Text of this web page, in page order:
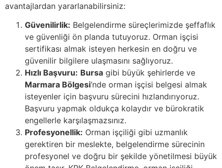
avantajlardan yararlanabilirsiniz:
Güvenilirlik: Belgelendirme süreçlerimizde şeffaflık
ve güvenliği ön planda tutuyoruz. Orman işçisi
sertifikası almak isteyen herkesin en doğru ve
güvenilir bilgilere ulaşmasını sağlıyoruz.
Hızlı Başvuru: Bursa gibi büyük şehirlerde ve
Marmara Bölgesi‘nde orman işçisi belgesi almak
isteyenler için başvuru sürecini hızlandırıyoruz.
Başvuru yapmak oldukça kolaydır ve bürokratik
engellerle karşılaşmazsınız.
Profesyonellik: Orman işçiliği gibi uzmanlık
gerektiren bir meslekte, belgelendirme sürecinin
profesyonel ve doğru bir şekilde yönetilmesi büyük